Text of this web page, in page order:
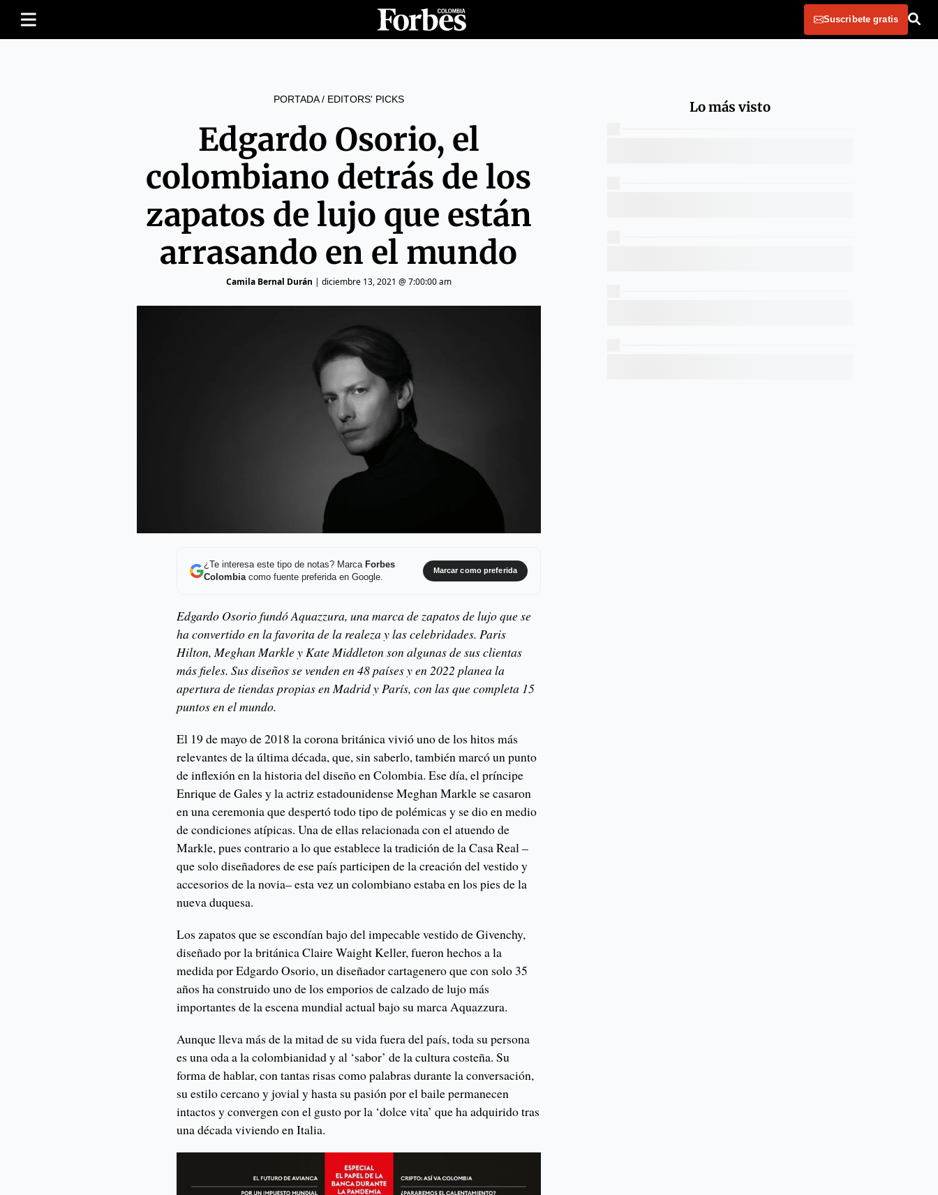
Suscribete gratis
PORTADA/ EDITORS' PICKS
Edgardo Osorio, el
colombiano detrás de los
zapatos de lujo que están
arrasando en el mundo
Camila Bernal Durán | diciembre 13, 2021 @ 7:00:00 am
¿Te interesa este tipo de notas? Marca Forbes
Colombiacomo fuente preferida en Google.
Marcar como preferida
Edgardo Osorio fundó Aquazzura, una marca de zapatos de lujo que se
ha convertido en la favorita de la realeza y las celebridades. Paris
Hilton, Meghan Markle y Kate Middleton son algunas de sus clientas
más fieles. Sus diseños se venden en 48 países y en 2022 planea la
apertura de tiendas propias en Madrid y París, con las que completa 15
puntos en el mundo.
El 19 de mayo de 2018 la corona británica vivió uno de los hitos más
relevantes de la última década, que, sin saberlo, también marcó un punto
de inflexión en la historia del diseño en Colombia. Ese día, el príncipe
Enrique de Gales y la actriz estadounidense Meghan Markle se casaron
en una ceremonia que despertó todo tipo de polémicas y se dio en medio
de condiciones atípicas. Una de ellas relacionada con el atuendo de
Markle, pues contrario a lo que establece la tradición de la Casa Real –
que solo diseñadores de ese país participen de la creación del vestido y
accesorios de la novia– esta vez un colombiano estaba en los pies de la
nueva duquesa.
Los zapatos que se escondían bajo del impecable vestido de Givenchy,
diseñado por la británica Claire Waight Keller, fueron hechos a la
medida por Edgardo Osorio, un diseñador cartagenero que con solo 35
años ha construido uno de los emporios de calzado de lujo más
importantes de la escena mundial actual bajo su marca Aquazzura.
Aunque lleva más de la mitad de su vida fuera del país, toda su persona
es una oda a la colombianidad y al ‘sabor’ de la cultura costeña. Su
forma de hablar, con tantas risas como palabras durante la conversación,
su estilo cercano y jovial y hasta su pasión por el baile permanecen
intactos y convergen con el gusto por la ‘dolce vita’ que ha adquirido tras
una década viviendo en Italia.
Lo más visto